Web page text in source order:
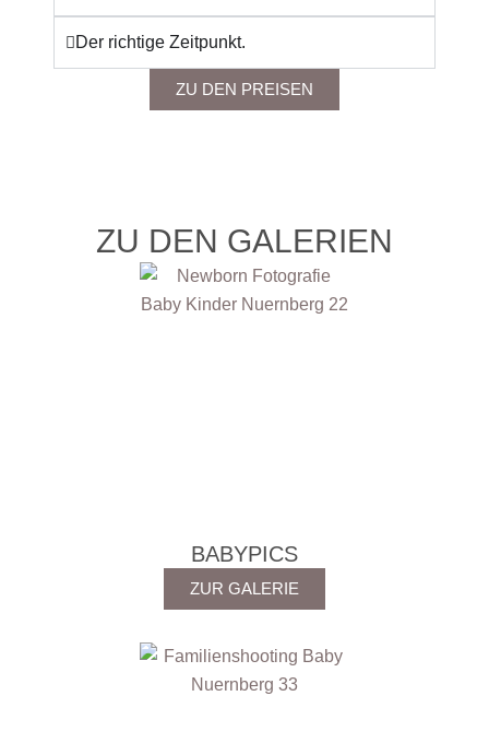
Der richtige Zeitpunkt.
ZU DEN PREISEN
ZU DEN GALERIEN
BABYPICS
ZUR GALERIE